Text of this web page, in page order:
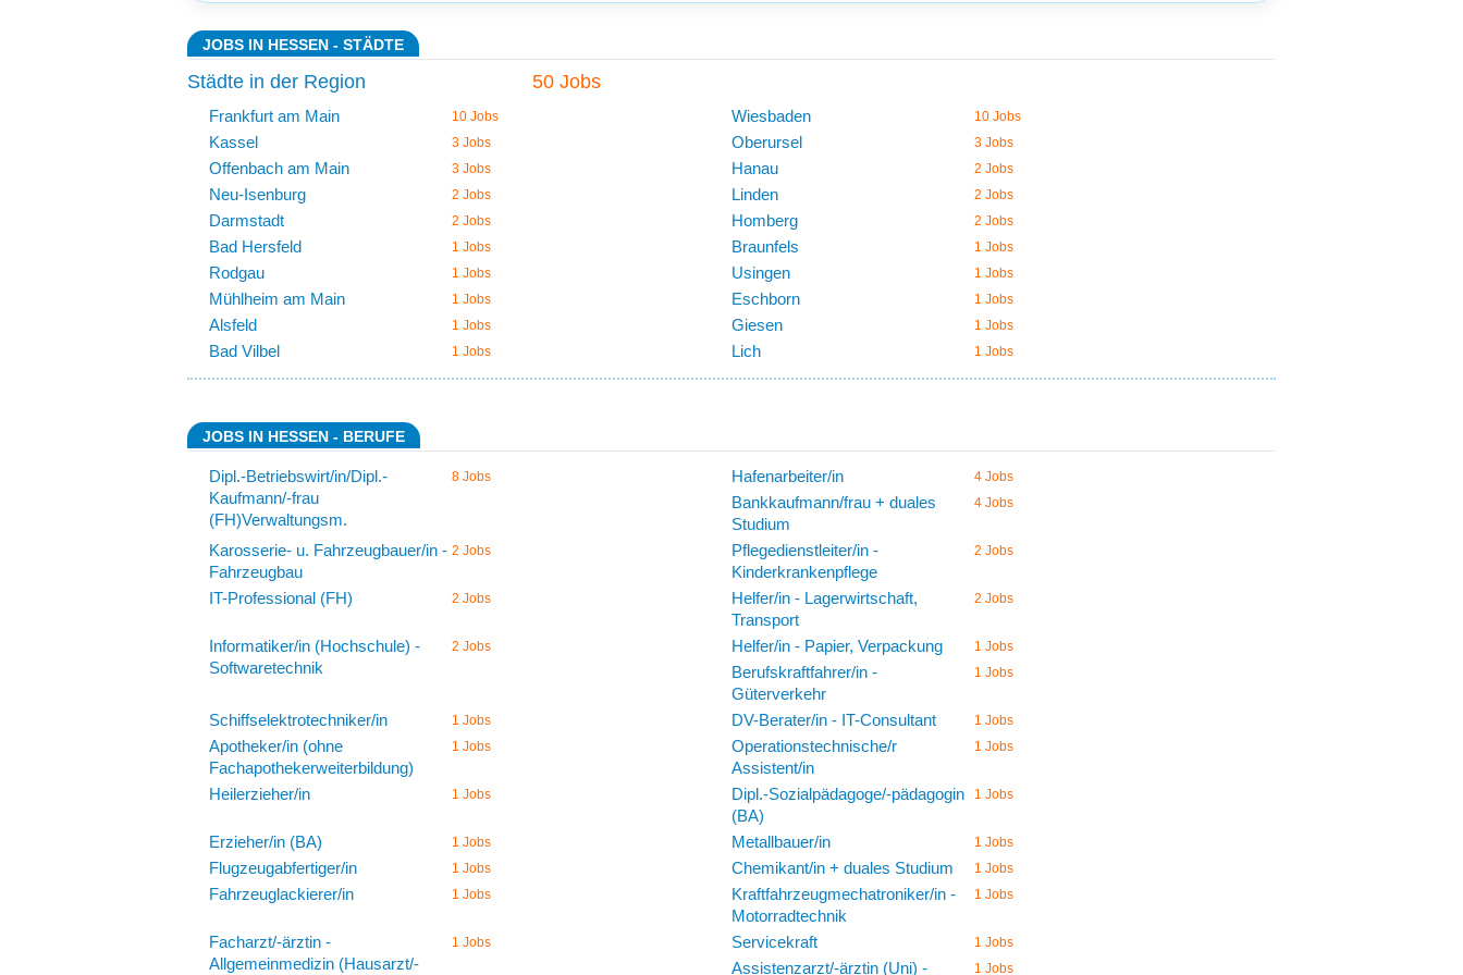
JOBS IN HESSEN - STÄDTE
50 Jobs
Städte in der Region
Frankfurt am Main 10 Jobs Wiesbaden 10 Jobs
Kassel 3 Jobs Oberursel 3 Jobs
Offenbach am Main 3 Jobs Hanau 2 Jobs
Neu-Isenburg 2 Jobs Linden 2 Jobs
Darmstadt 2 Jobs Homberg 2 Jobs
Bad Hersfeld 1 Jobs Braunfels 1 Jobs
Rodgau 1 Jobs Usingen 1 Jobs
Mühlheim am Main 1 Jobs Eschborn 1 Jobs
Alsfeld 1 Jobs Giesen 1 Jobs
Bad Vilbel 1 Jobs Lich 1 Jobs
JOBS IN HESSEN - BERUFE
Dipl.-Betriebswirt/in/Dipl.-
Kaufmann/-frau
(FH)Verwaltungsm.
8 Jobs Hafenarbeiter/in 4 Jobs
Bankkaufmann/frau + duales
Studium
4 Jobs
Karosserie- u. Fahrzeugbauer/in -
Fahrzeugbau
2 Jobs
Pflegedienstleiter/in -
Kinderkrankenpflege
2 Jobs
IT-Professional (FH) 2 Jobs
Helfer/in - Lagerwirtschaft,
Transport
2 Jobs
Informatiker/in (Hochschule) -
Softwaretechnik
2 Jobs Helfer/in - Papier, Verpackung 1 Jobs
Berufskraftfahrer/in -
Güterverkehr
1 Jobs
Schiffselektrotechniker/in 1 Jobs DV-Berater/in - IT-Consultant 1 Jobs
Apotheker/in (ohne
Fachapothekerweiterbildung)
1 Jobs
Operationstechnische/r
Assistent/in
1 Jobs
Heilerzieher/in 1 Jobs
Dipl.-Sozialpädagoge/-pädagogin
(BA)
1 Jobs
Erzieher/in (BA) 1 Jobs Metallbauer/in 1 Jobs
Flugzeugabfertiger/in 1 Jobs Chemikant/in + duales Studium 1 Jobs
Fahrzeuglackierer/in 1 Jobs
Kraftfahrzeugmechatroniker/in -
Motorradtechnik
1 Jobs
Facharzt/-ärztin -
Allgemeinmedizin (Hausarzt/-
1 Jobs Servicekraft 1 Jobs
Assistenzarzt/-ärztin (Uni) - 1 Jobs